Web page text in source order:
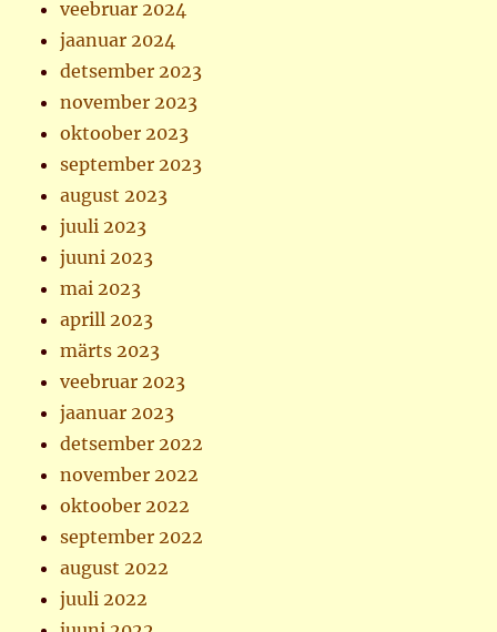
veebruar 2024
jaanuar 2024
detsember 2023
november 2023
oktoober 2023
september 2023
august 2023
juuli 2023
juuni 2023
mai 2023
aprill 2023
märts 2023
veebruar 2023
jaanuar 2023
detsember 2022
november 2022
oktoober 2022
september 2022
august 2022
juuli 2022